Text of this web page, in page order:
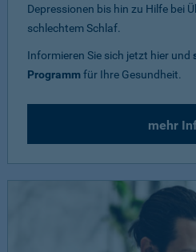
Depressionen bis hin zu Hilfe bei
schlechtem Schlaf.
Informieren Sie sich jetzt hier und
Programmfür Ihre Gesundheit.
mehr